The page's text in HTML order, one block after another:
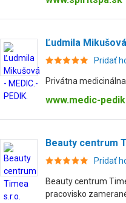
Ľudmila
Pridať
Privátna
www.medic-
Beauty centrum
Pridať
Beauty centrum
pracovisko